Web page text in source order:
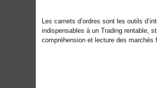
Les carnets d’ordres sont les outils
indispensables à un Trading rentable,
compréhension et lecture des marchés